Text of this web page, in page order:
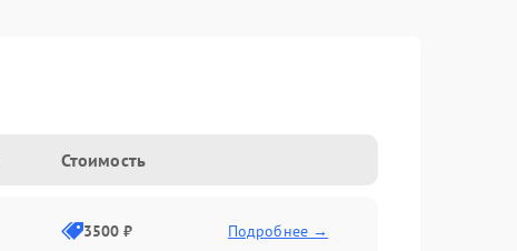
Стоимость
3500 ₽ Подробнее →